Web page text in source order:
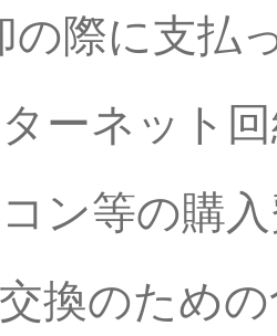
の際に支払
ーネット
コン等の
換のため